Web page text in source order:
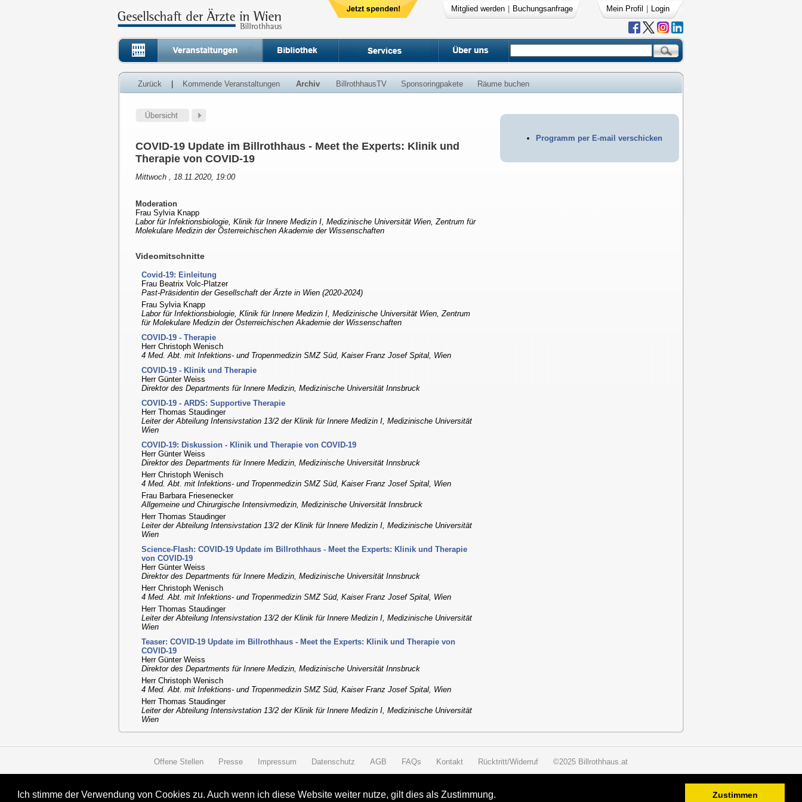
Ich stimme der Verwendung von Cookies zu. Auch wenn ich diese Website weiter nutze, gilt dies als Zustimmung. Zustimmen
Mitglied werden Buchungsanfrage Mein Profil Login
Zurück Kommende Veranstaltungen Archiv BillrothhausTV Sponsoringpakete Räume buchen
Programm per E-mail verschicken
COVID-19 Update im Billrothhaus - Meet the Experts: Klinik und
Therapie von COVID-19
Mittwoch , 18.11.2020, 19:00
Moderation
Frau Sylvia Knapp
Labor für Infektionsbiologie, Klinik für Innere Medizin I, Medizinische Universität Wien, Zentrum für
Molekulare Medizin der Österreichischen Akademie der Wissenschaften
Videomitschnitte
Covid-19: Einleitung
Frau Beatrix Volc-Platzer
Past-Präsidentin der Gesellschaft der Ärzte in Wien (2020-2024)
Frau Sylvia Knapp
Labor für Infektionsbiologie, Klinik für Innere Medizin I, Medizinische Universität Wien, Zentrum
für Molekulare Medizin der Österreichischen Akademie der Wissenschaften
COVID-19 - Therapie
Herr Christoph Wenisch
4 Med. Abt. mit Infektions- und Tropenmedizin SMZ Süd, Kaiser Franz Josef Spital, Wien
COVID-19 - Klinik und Therapie
Herr Günter Weiss
Direktor des Departments für Innere Medizin, Medizinische Universität Innsbruck
COVID-19 - ARDS: Supportive Therapie
Herr Thomas Staudinger
Leiter der Abteilung Intensivstation 13/2 der Klinik für Innere Medizin I, Medizinische Universität
Wien
COVID-19: Diskussion - Klinik und Therapie von COVID-19
Herr Günter Weiss
Direktor des Departments für Innere Medizin, Medizinische Universität Innsbruck
Herr Christoph Wenisch
4 Med. Abt. mit Infektions- und Tropenmedizin SMZ Süd, Kaiser Franz Josef Spital, Wien
Frau Barbara Friesenecker
Allgemeine und Chirurgische Intensivmedizin, Medizinische Universität Innsbruck
Herr Thomas Staudinger
Leiter der Abteilung Intensivstation 13/2 der Klinik für Innere Medizin I, Medizinische Universität
Wien
Science-Flash: COVID-19 Update im Billrothhaus - Meet the Experts: Klinik und Therapie
von COVID-19
Herr Günter Weiss
Direktor des Departments für Innere Medizin, Medizinische Universität Innsbruck
Herr Christoph Wenisch
4 Med. Abt. mit Infektions- und Tropenmedizin SMZ Süd, Kaiser Franz Josef Spital, Wien
Herr Thomas Staudinger
Leiter der Abteilung Intensivstation 13/2 der Klinik für Innere Medizin I, Medizinische Universität
Wien
Teaser: COVID-19 Update im Billrothhaus - Meet the Experts: Klinik und Therapie von
COVID-19
Herr Günter Weiss
Direktor des Departments für Innere Medizin, Medizinische Universität Innsbruck
Herr Christoph Wenisch
4 Med. Abt. mit Infektions- und Tropenmedizin SMZ Süd, Kaiser Franz Josef Spital, Wien
Herr Thomas Staudinger
Leiter der Abteilung Intensivstation 13/2 der Klinik für Innere Medizin I, Medizinische Universität
Wien
Offene Stellen Presse Impressum Datenschutz AGB FAQs Kontakt Rücktritt/Widerruf ©2025 Billrothhaus.at